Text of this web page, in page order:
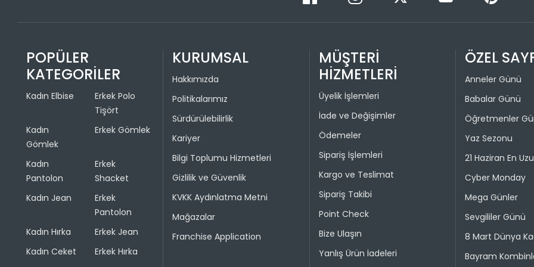
olarak
İade
Colin's
iade
Değişim
bedeniyle
İade
3
Taksit
1
Taksit
1
POPÜLER
KATEGORİLER
Kadın Elbise
Kadın
Gömlek
Kadın
Pantolon
Kadın Jean
Kadın Hırka
Kadın Ceket
Erkek Polo
Tişört
Erkek Gömlek
Erkek
Shacket
Erkek
Pantolon
Erkek Jean
Erkek Hırka
KURUMSAL
Hakkımızda
Politikalarımız
Sürdürülebilirlik
Kariyer
Bilgi Toplumu Hizmetleri
Gizlilik ve Güvenlik
KVKK Aydınlatma Metni
Mağazalar
Franchise Application
MÜŞTERİ
HİZMETLERİ
Üyelik İşlemleri
İade ve Değişimler
Ödemeler
Sipariş İşlemleri
Kargo ve Teslimat
Sipariş Takibi
Point Check
Bize Ulaşın
Yanlış Ürün İadeleri
ÖZEL
Anneler Günü
Babalar Günü
Öğretmenler
Yaz Sezonu
21 Haziran En
Cyber Monday
Mega Günler
Sevgililer Günü
8 Mart Dünya
Bayram